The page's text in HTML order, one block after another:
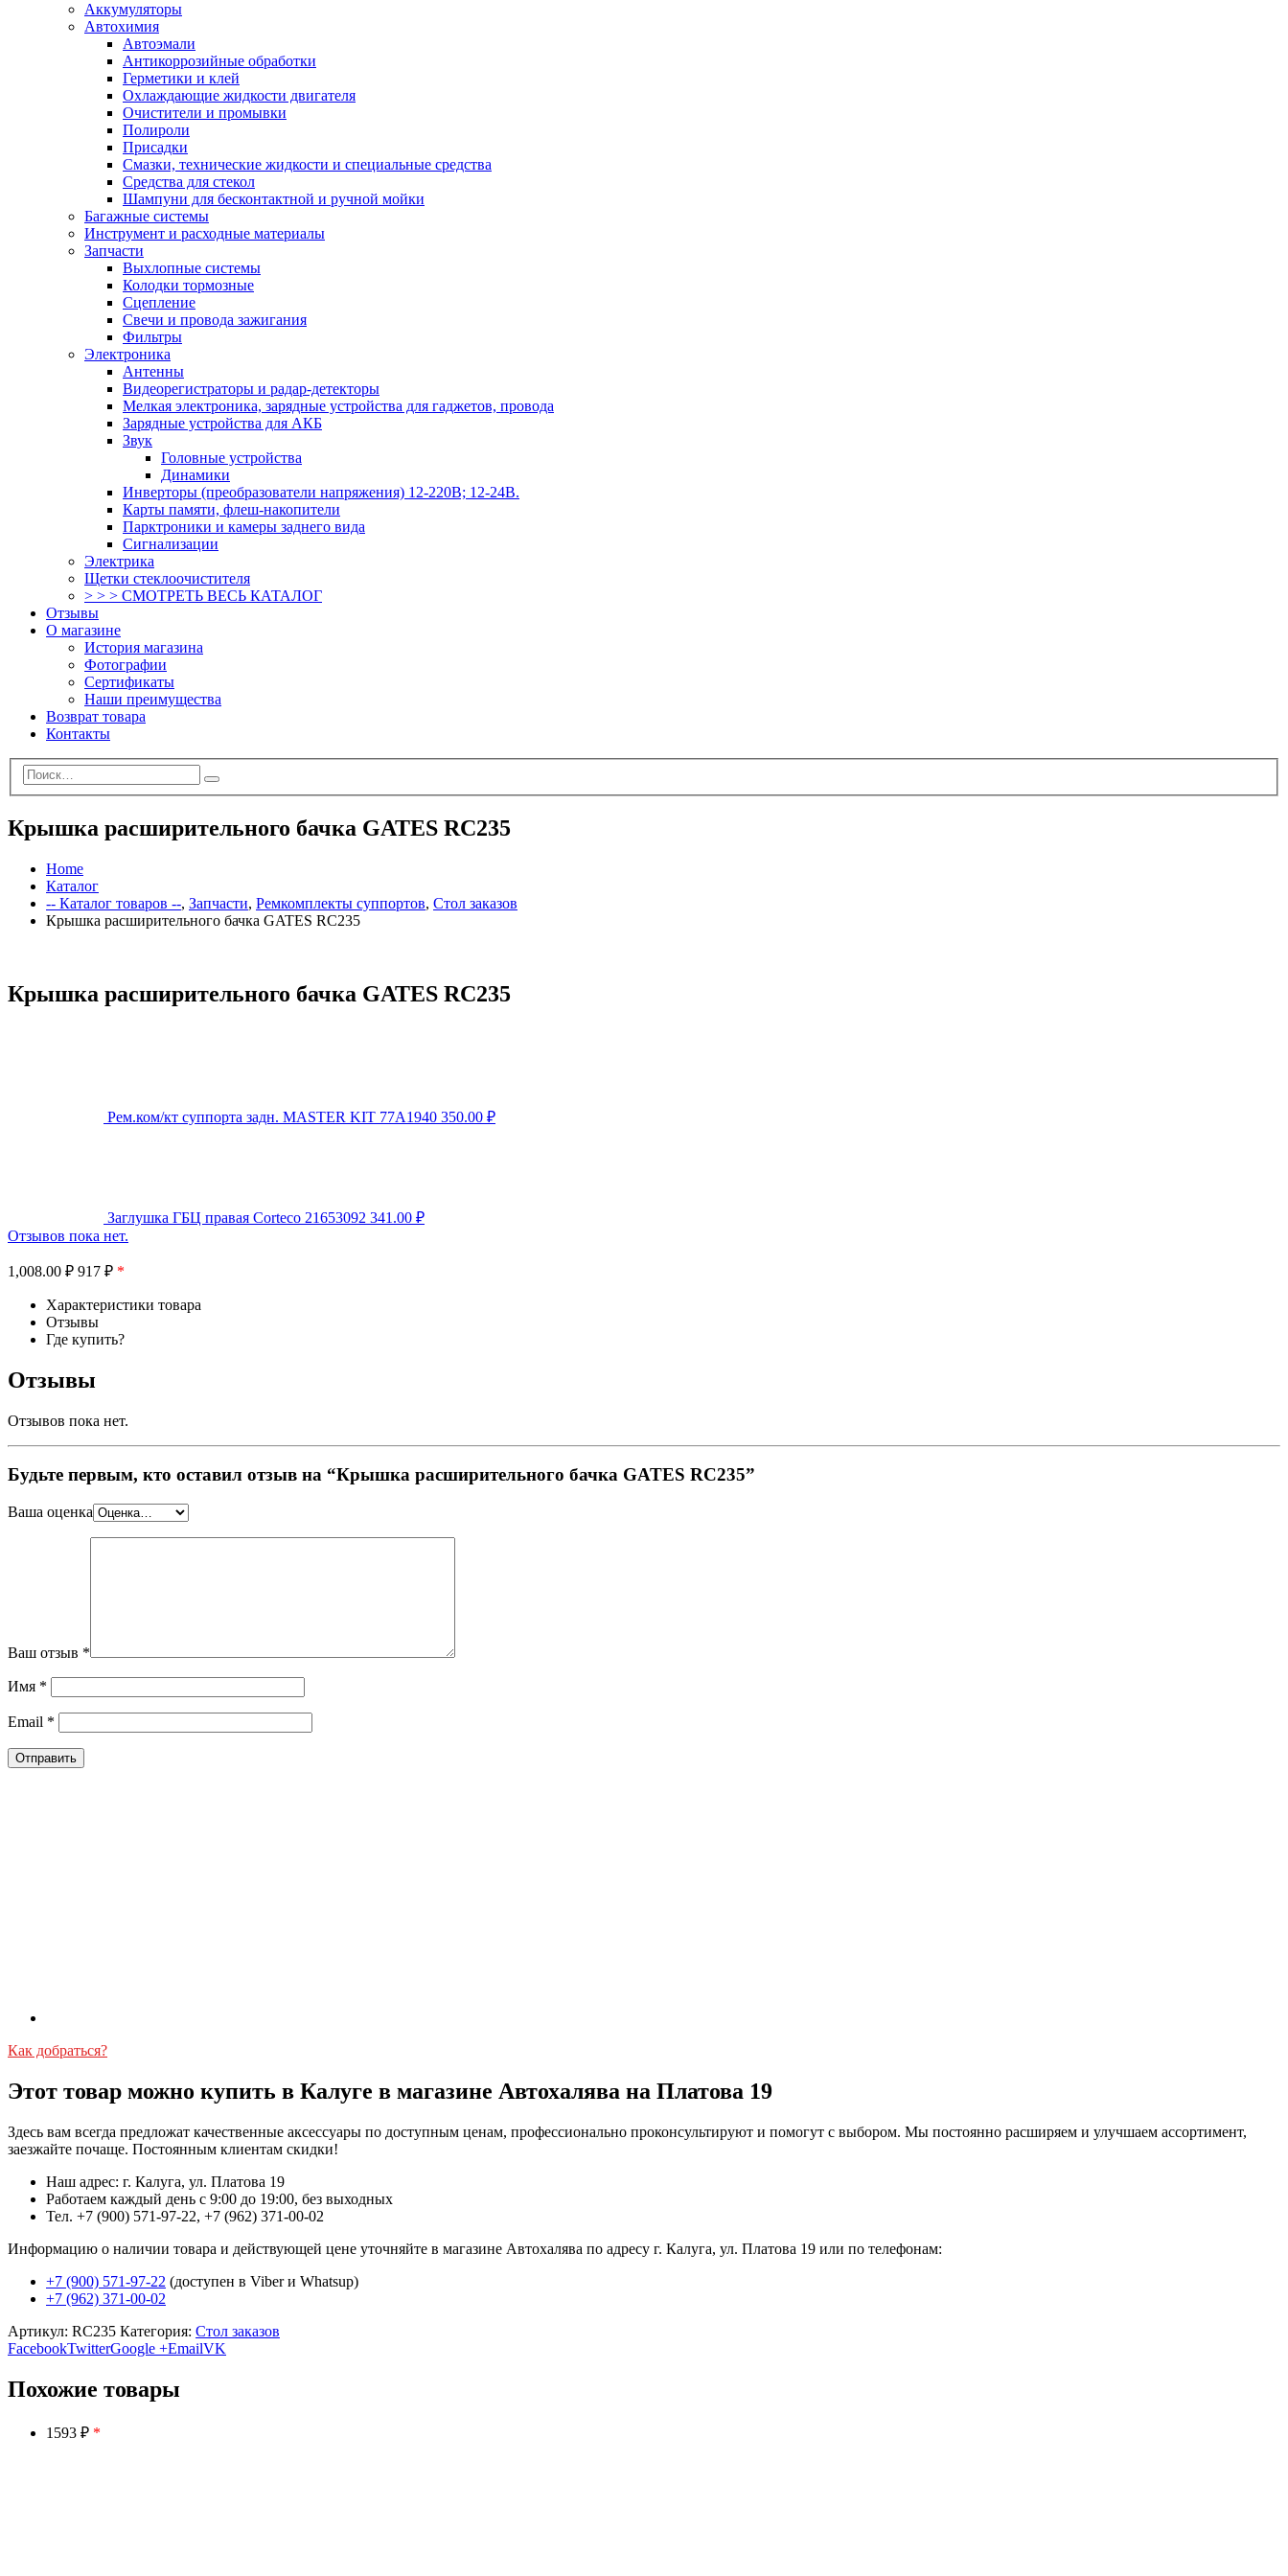
Аккумуляторы
Автохимия
Автоэмали
Антикоррозийные обработки
Герметики и клей
Охлаждающие жидкости двигателя
Очистители и промывки
Полироли
Присадки
Смазки, технические жидкости и специальные средства
Средства для стекол
Шампуни для бесконтактной и ручной мойки
Багажные системы
Инструмент и расходные материалы
Запчасти
Выхлопные системы
Колодки тормозные
Сцепление
Свечи и провода зажигания
Фильтры
Электроника
Антенны
Видеорегистраторы и радар-детекторы
Мелкая электроника, зарядные устройства для гаджетов, провода
Зарядные устройства для АКБ
Звук
Головные устройства
Динамики
Инверторы (преобразователи напряжения) 12-220В; 12-24В.
Карты памяти, флеш-накопители
Парктроники и камеры заднего вида
Сигнализации
Электрика
Щетки стеклоочистителя
> > > СМОТРЕТЬ ВЕСЬ КАТАЛОГ
Отзывы
О магазине
История магазина
Фотографии
Сертификаты
Наши преимущества
Возврат товара
Контакты
Крышка расширительного бачка GATES RC235
Home
Каталог
-- Каталог товаров --, Запчасти, Ремкомплекты суппортов, Стол заказов
Крышка расширительного бачка GATES RC235
Крышка расширительного бачка GATES RC235
Рем.ком/кт суппорта задн. MASTER KIT 77A1940 350.00 ₽
Заглушка ГБЦ правая Corteco 21653092 341.00 ₽
Отзывов пока нет.
1,008.00 ₽ 917 ₽ *
Характеристики товара
Отзывы
Где купить?
Отзывы
Отзывов пока нет.
Будьте первым, кто оставил отзыв на “Крышка расширительного бачка GATES RC235”
Ваша оценка
Ваш отзыв *
Имя *
Email *
Как добраться?
Этот товар можно купить в Калуге в магазине Автохалява на Платова 19
Здесь вам всегда предложат качественные аксессуары по доступным ценам, профессионально проконсультируют и помогут с выбором. Мы постоянно расширяем и улучшаем ассортимент,
заезжайте почаще. Постоянным клиентам скидки!
Наш адрес: г. Калуга, ул. Платова 19
Работаем каждый день с 9:00 до 19:00, без выходных
Тел. +7 (900) 571-97-22, +7 (962) 371-00-02
Информацию о наличии товара и действующей цене уточняйте в магазине Автохалява по адресу г. Калуга, ул. Платова 19 или по телефонам:
+7 (900) 571-97-22 (доступен в Viber и Whatsup)
+7 (962) 371-00-02
Артикул: RC235 Категория: Стол заказов
FacebookTwitterGoogle +EmailVK
Похожие товары
1593 ₽ *